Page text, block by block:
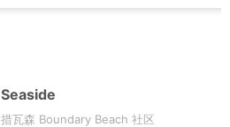
Seaside
措瓦森 Boundary Beach 社区